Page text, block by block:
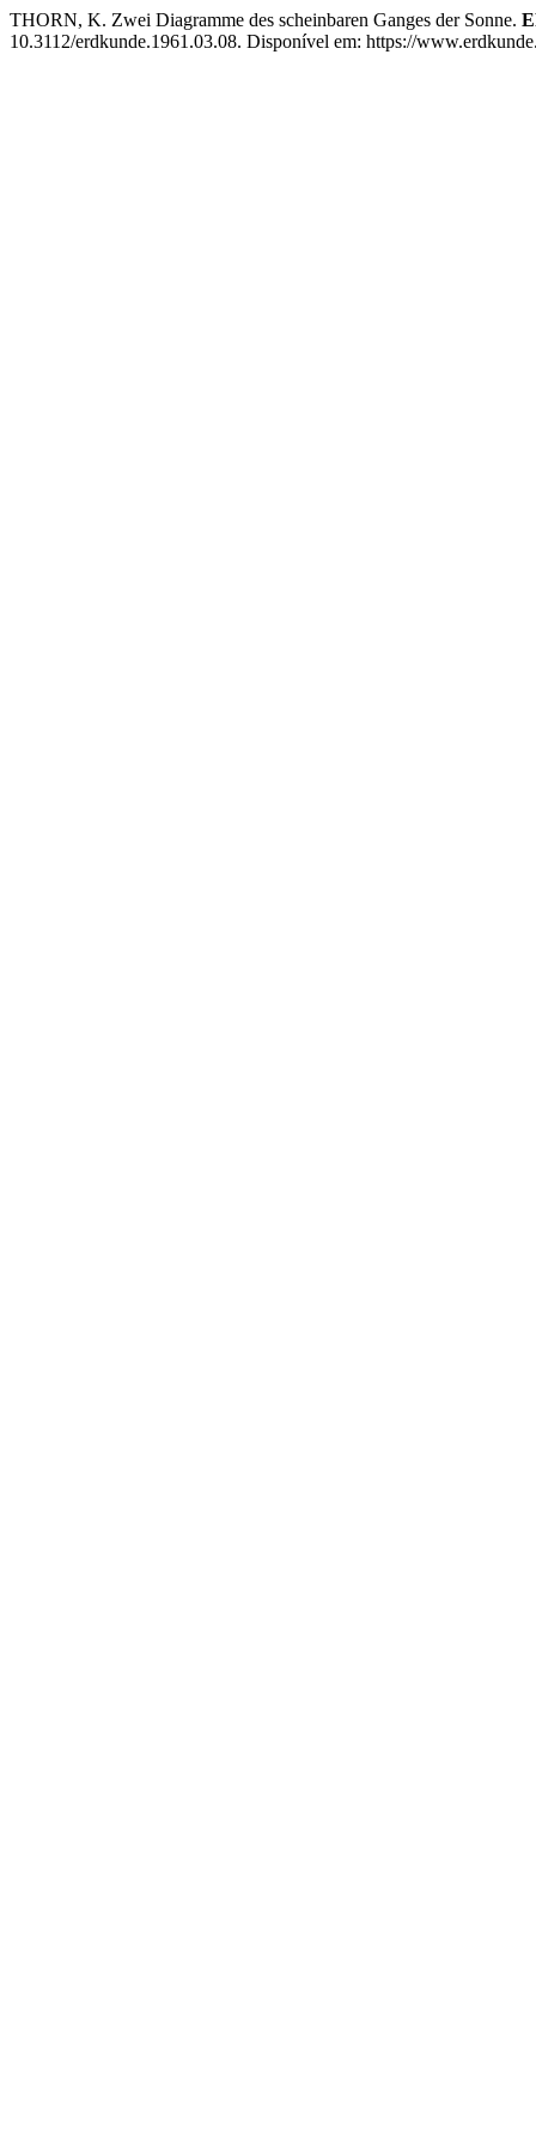
THORN, K. Zwei Diagramme des scheinbaren Ganges der Sonne.
10.3112/erdkunde.1961.03.08. Disponível em: https://